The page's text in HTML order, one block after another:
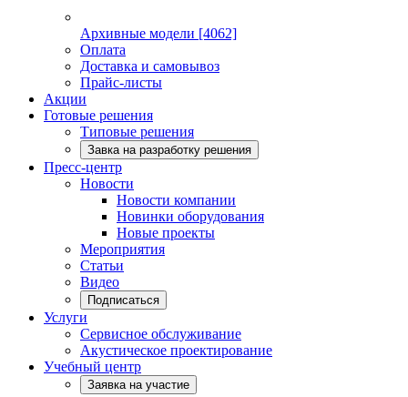
Архивные модели [4062]
Оплата
Доставка и самовывоз
Прайс-листы
Акции
Готовые решения
Типовые решения
Завка на разработку решения
Пресс-центр
Новости
Новости компании
Новинки оборудования
Новые проекты
Мероприятия
Статьи
Видео
Подписаться
Услуги
Сервисное обслуживание
Акустическое проектирование
Учебный центр
Заявка на участие